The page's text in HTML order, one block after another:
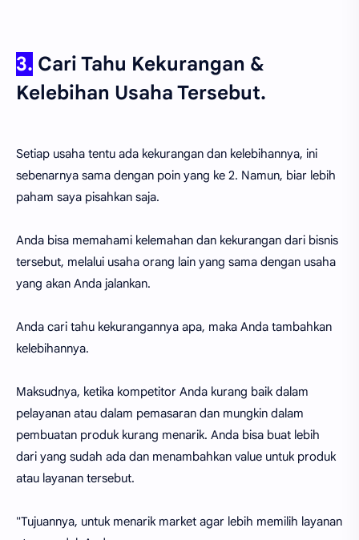
3. Cari Tahu Kekurangan &
Kelebihan Usaha Tersebut.
Setiap usaha tentu ada kekurangan dan kelebihannya, ini
sebenarnya sama dengan poin yang ke 2. Namun, biar lebih
paham saya pisahkan saja.
Anda bisa memahami kelemahan dan kekurangan dari bisnis
tersebut, melalui usaha orang lain yang sama dengan usaha
yang akan Anda jalankan.
Anda cari tahu kekurangannya apa, maka Anda tambahkan
kelebihannya.
Maksudnya, ketika kompetitor Anda kurang baik dalam
pelayanan atau dalam pemasaran dan mungkin dalam
pembuatan produk kurang menarik. Anda bisa buat lebih
dari yang sudah ada dan menambahkan value untuk produk
atau layanan tersebut.
"Tujuannya, untuk menarik market agar lebih memilih layanan